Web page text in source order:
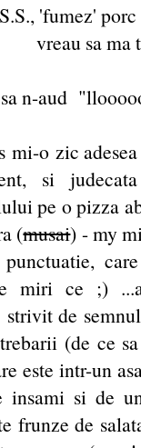
'fumez'
vreau sa
n-aud
mi-o zic
si
pe o pizza
(musai) - my
miri ce ;)
strivit de
(de ce
este intr-un
si de
frunze de